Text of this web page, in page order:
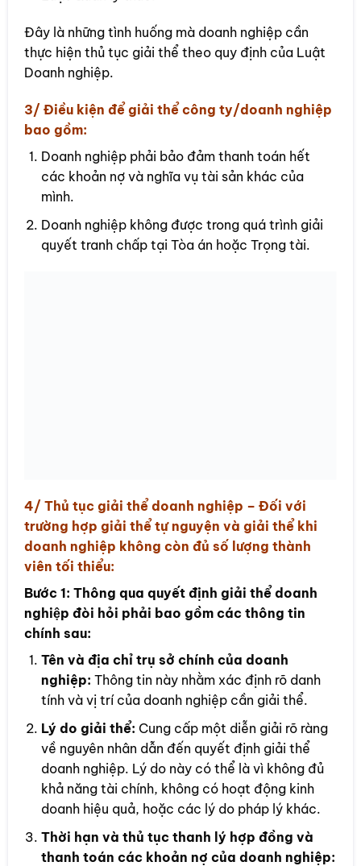
Đây là những tình huống mà doanh nghiệp cần
thực hiện thủ tục giải thể theo quy định của Luật
Doanh nghiệp.
3/ Điều kiện để giải thể công ty/doanh nghiệp
bao gồm:
Doanh nghiệp phải bảo đảm thanh toán hết
các khoản nợ và nghĩa vụ tài sản khác của
mình.
Doanh nghiệp không được trong quá trình giải
quyết tranh chấp tại Tòa án hoặc Trọng tài.
4/ Thủ tục giải thể doanh nghiệp – Đối với
trường hợp giải thể tự nguyện và giải thể khi
doanh nghiệp không còn đủ số lượng thành
viên tối thiểu:
Bước 1: Thông qua quyết định giải thể doanh
nghiệp đòi hỏi phải bao gồm các thông tin
chính sau:
Tên và địa chỉ trụ sở chính của doanh
nghiệp: Thông tin này nhằm xác định rõ danh
tính và vị trí của doanh nghiệp cần giải thể.
Lý do giải thể: Cung cấp một diễn giải rõ ràng
về nguyên nhân dẫn đến quyết định giải thể
doanh nghiệp. Lý do này có thể là vì không đủ
khả năng tài chính, không có hoạt động kinh
doanh hiệu quả, hoặc các lý do pháp lý khác.
Thời hạn và thủ tục thanh lý hợp đồng và
thanh toán các khoản nợ của doanh nghiệp: